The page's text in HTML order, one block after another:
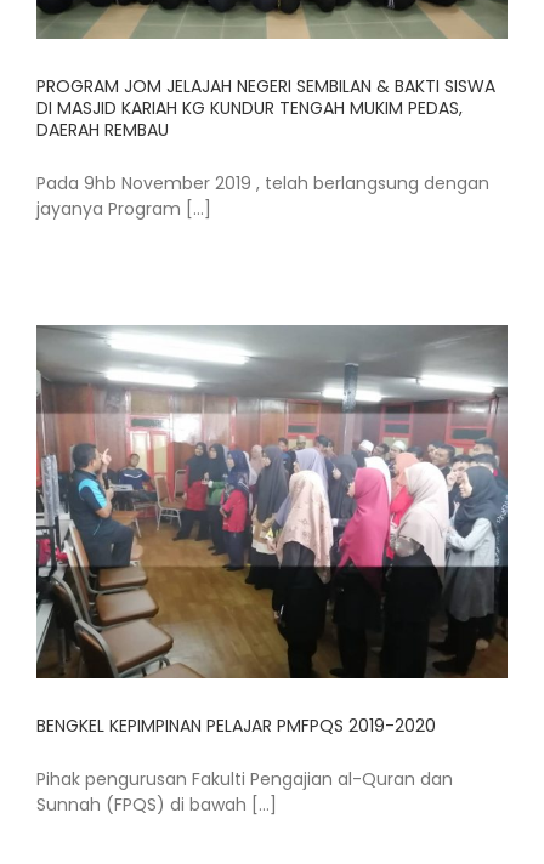
PROGRAM JOM JELAJAH NEGERI SEMBILAN & BAKTI SISWA
DI MASJID KARIAH KG KUNDUR TENGAH MUKIM PEDAS,
DAERAH REMBAU
Pada 9hb November 2019 , telah berlangsung dengan
jayanya Program [...]
BENGKEL KEPIMPINAN PELAJAR PMFPQS 2019-2020
Pihak pengurusan Fakulti Pengajian al-Quran dan
Sunnah (FPQS) di bawah [...]